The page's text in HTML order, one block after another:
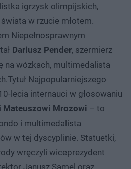
igrzysk olimpijskich,
w rzucie młotem.
Niepełnosprawnym
Dariusz Pender, szermierz
na wózkach, multimedalista
Najpopularniejszego
lecia internauci w głosowaniu
Mateuszowi Mrozowi – to
i multimedalista
w tej dyscyplinie. Statuetki,
wręczyli wiceprezydent
Janusz Samel oraz